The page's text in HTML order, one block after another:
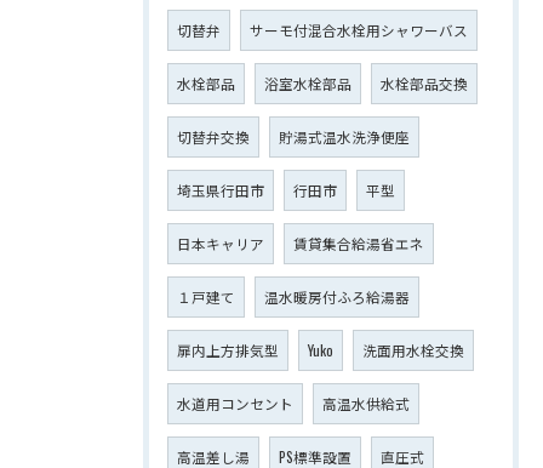
切替弁 サーモ付混合水栓用シャワーバス
水栓部品 浴室水栓部品 水栓部品交換
切替弁交換 貯湯式温水洗浄便座
埼玉県行田市 行田市 平型
日本キャリア 賃貸集合給湯省エネ
１戸建て 温水暖房付ふろ給湯器
扉内上方排気型 Yuko 洗面用水栓交換
水道用コンセント 高温水供給式
高温差し湯 PS標準設置 直圧式